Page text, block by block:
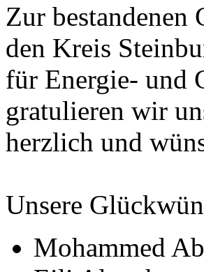
Zur
den Kreis
für Energie- und
gratulieren wir
herzlich und
Unsere
Mohammed